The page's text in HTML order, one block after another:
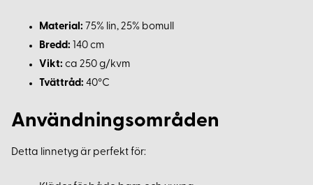
Material: 75% lin, 25% bomull
Bredd: 140 cm
Vikt: ca 250 g/kvm
Tvättråd: 40°C
Användningsområden
Detta linnetyg är perfekt för: